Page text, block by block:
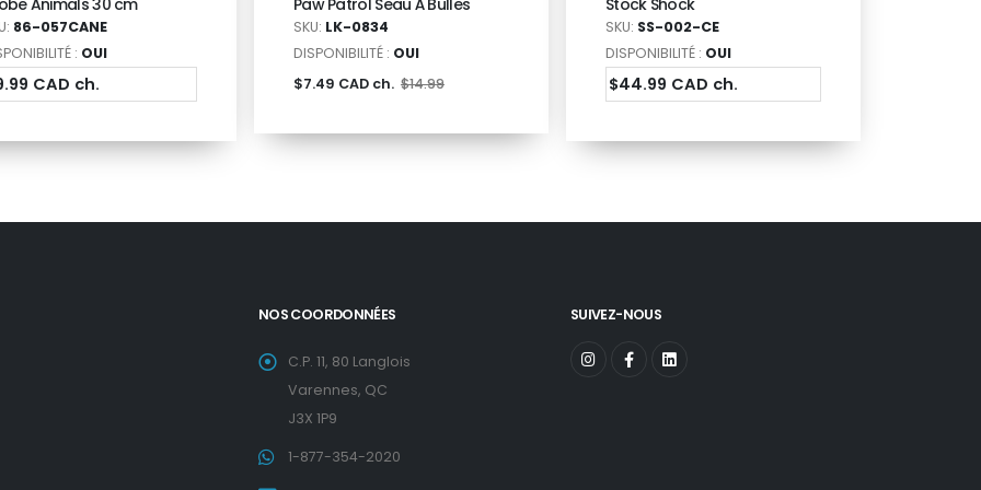
Animals 30 cm
86-057CANE
: OUI
CAD ch.
Paw Patrol Seau À Bulles
SKU: LK-0834
DISPONIBILITÉ : OUI
$7.49 CAD ch. $14.99
Stock Shock
SKU: SS-002-CE
DISPONIBILITÉ : OUI
$44.99 CAD ch.
NOS COORDONNÉES
C.P. 11, 80 Langlois
Varennes, QC
J3X 1P9
1-877-354-2020
SUIVEZ-NOUS